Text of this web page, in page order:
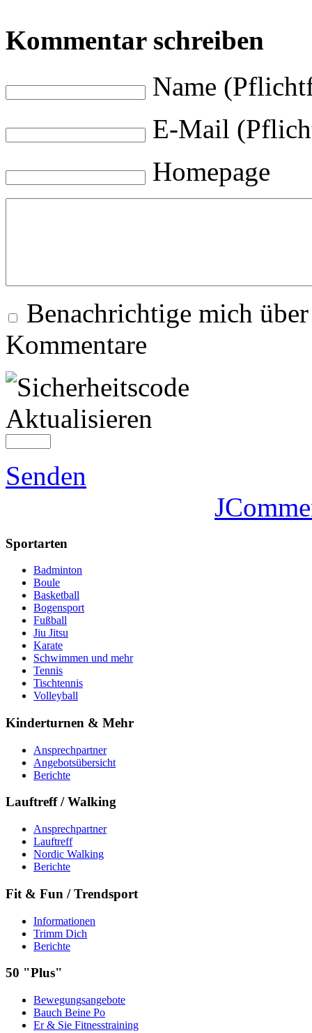
Kommentar schreiben
Name
E-Mail
Homepage
Benachrichtige mich
Kommentare
Aktualisieren
Senden
Sportarten
Badminton
Boule
Basketball
Bogensport
Fußball
Jiu Jitsu
Karate
Schwimmen und mehr
Tennis
Tischtennis
Volleyball
Kinderturnen & Mehr
Ansprechpartner
Angebotsübersicht
Berichte
Lauftreff / Walking
Ansprechpartner
Lauftreff
Nordic Walking
Berichte
Fit & Fun / Trendsport
Informationen
Trimm Dich
Berichte
50 "Plus"
Bewegungsangebote
Bauch Beine Po
Er & Sie Fitnesstraining